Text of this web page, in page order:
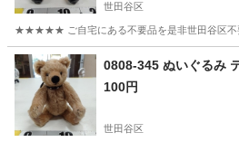
世田谷区
★★★★★ ご自宅にある不要品を是非世田谷区不要
東京 世田谷区 スポット
0808-345 ぬいぐるみ
100円
世田谷区